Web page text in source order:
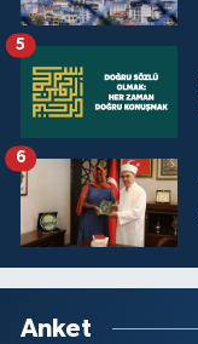
5
6
Anket